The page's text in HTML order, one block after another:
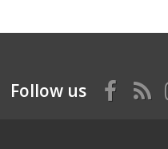
Follow us